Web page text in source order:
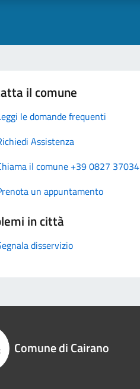
il comune
le domande frequenti
Assistenza
il comune +39 0827 37034
un appuntamento
in città
disservizio
Comune di Cairano